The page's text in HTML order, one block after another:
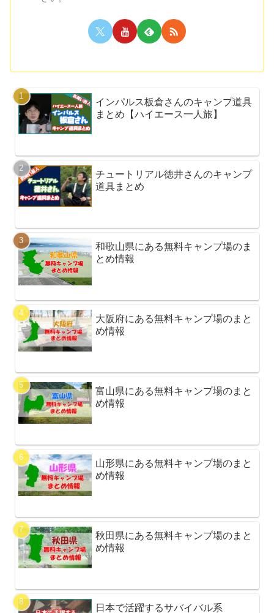
インパルス板倉さんのキャンプ道具
まとめ【ハイエース一人旅】
チュートリアル徳井さんのキャンプ
道具まとめ
和歌山県にある無料キャンプ場のま
とめ情報
大阪府にある無料キャンプ場のまと
め情報
富山県にある無料キャンプ場のまと
め情報
山形県にある無料キャンプ場のまと
め情報
秋田県にある無料キャンプ場のまと
め情報
日本で活躍するサバイバル系